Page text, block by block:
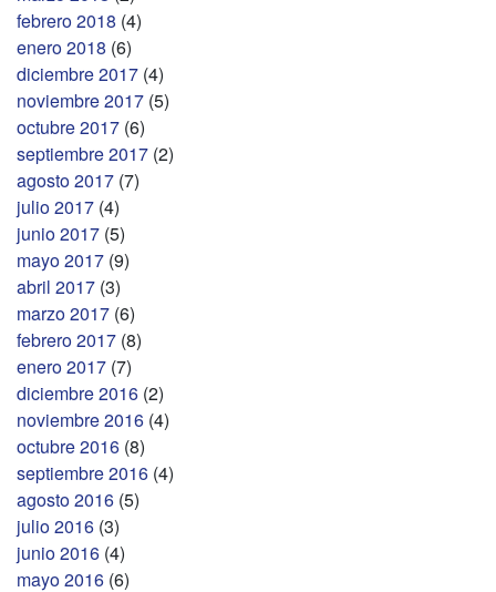
febrero 2018 (4)
enero 2018 (6)
diciembre 2017 (4)
noviembre 2017 (5)
octubre 2017 (6)
septiembre 2017 (2)
agosto 2017 (7)
julio 2017 (4)
junio 2017 (5)
mayo 2017 (9)
abril 2017 (3)
marzo 2017 (6)
febrero 2017 (8)
enero 2017 (7)
diciembre 2016 (2)
noviembre 2016 (4)
octubre 2016 (8)
septiembre 2016 (4)
agosto 2016 (5)
julio 2016 (3)
junio 2016 (4)
mayo 2016 (6)